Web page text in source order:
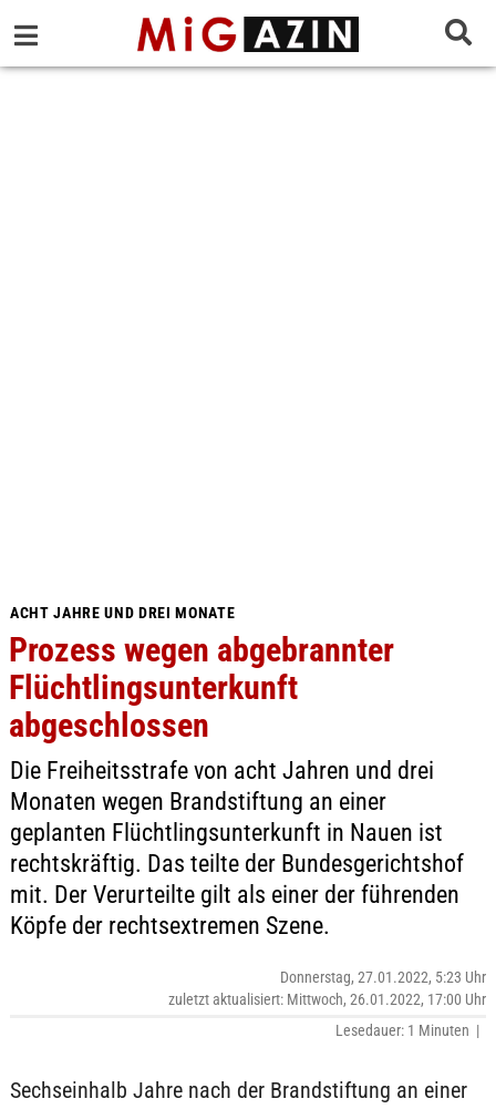
ACHT JAHRE UND DREI MONATE
Prozess wegen abgebrannter
Flüchtlingsunterkunft
abgeschlossen
Die Freiheitsstrafe von acht Jahren und drei
Monaten wegen Brandstiftung an einer
geplanten Flüchtlingsunterkunft in Nauen ist
rechtskräftig. Das teilte der Bundesgerichtshof
mit. Der Verurteilte gilt als einer der führenden
Köpfe der rechtsextremen Szene.
Donnerstag, 27.01.2022, 5:23 Uhr
zuletzt aktualisiert: Mittwoch, 26.01.2022, 17:00 Uhr
Lesedauer: 1 Minuten |
Sechseinhalb Jahre nach der Brandstiftung an einer